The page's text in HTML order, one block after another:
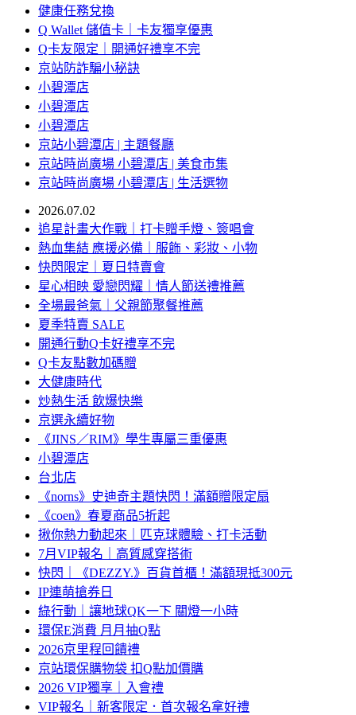
健康任務兌換
Q Wallet 儲值卡｜卡友獨享優惠
Q卡友限定｜開通好禮享不完
京站防詐騙小秘訣
小碧潭店
小碧潭店
小碧潭店
京站小碧潭店 | 主題餐廳
京站時尚廣場 小碧潭店 | 美食市集
京站時尚廣場 小碧潭店 | 生活選物
2026.07.02
追星計畫大作戰｜打卡贈手燈、簽唱會
熱血集結 應援必備｜服飾、彩妝、小物
快閃限定｜夏日特賣會
星心相映 愛戀閃耀｜情人節送禮推薦
全場最爸氣｜父親節聚餐推薦
夏季特賣 SALE
開通行動Q卡好禮享不完
Q卡友點數加碼贈
大健康時代
炒熱生活 飲爆快樂
京選永續好物
《JINS／RIM》學生專屬三重優惠
小碧潭店
台北店
《norns》史迪奇主題快閃！滿額贈限定扇
《coen》春夏商品5折起
揪你熱力動起來｜匹克球體驗、打卡活動
7月VIP報名｜高質感穿搭術
快閃｜《DEZZY.》百貨首櫃！滿額現抵300元
IP連萌搶券日
綠行動｜讓地球QK一下 關燈一小時
環保E消費 月月抽Q點
2026京里程回饋禮
京站環保購物袋 扣Q點加價購
2026 VIP獨享｜入會禮
VIP報名｜新客限定．首次報名拿好禮